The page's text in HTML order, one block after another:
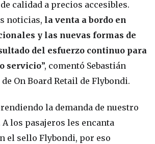
calidad a precios accesibles.
noticias, la venta a bordo en
y las nuevas formas de
del esfuerzo continuo para
servicio”, comentó Sebastián
de On Board Retail de Flybondi.
la demanda de nuestro
los pasajeros les encanta
el sello Flybondi, por eso